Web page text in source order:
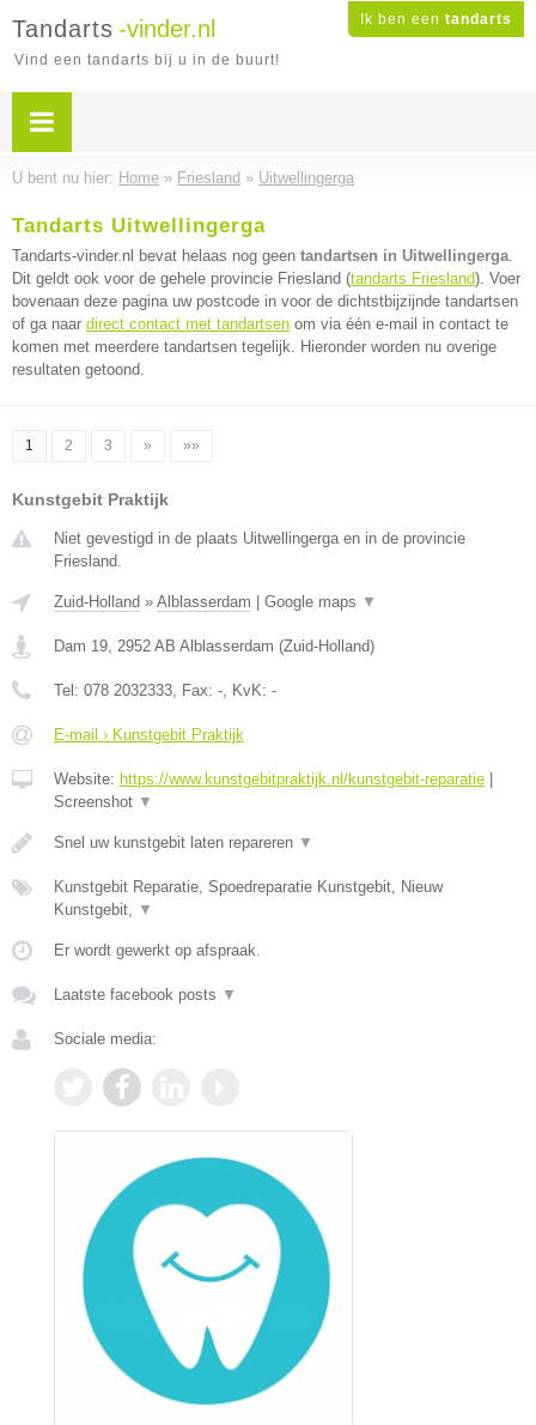
Ik ben een tandarts
Tandarts -vinder.nl
Vind een tandarts bij u in de buurt!
U bent nu hier: Home » Friesland » Uitwellingerga
Tandarts Uitwellingerga
Tandarts-vinder.nl bevat helaas nog geen tandartsen in Uitwellingerga.
Dit geldt ook voor de gehele provincie Friesland (tandarts Friesland). Voer
bovenaan deze pagina uw postcode in voor de dichtstbijzijnde tandartsen
of ga naar direct contact met tandartsen om via één e-mail in contact te
komen met meerdere tandartsen tegelijk. Hieronder worden nu overige
resultaten getoond.
1 2 3 » »»
Kunstgebit Praktijk
Niet gevestigd in de plaats Uitwellingerga en in de provincie
Friesland.
Zuid-Holland » Alblasserdam Google maps ▼
Dam 19, 2952 AB Alblasserdam (Zuid-Holland)
Tel: 078 2032333, Fax: -, KvK: -
E-mail › Kunstgebit Praktijk
Website: https://www.kunstgebitpraktijk.nl/kunstgebit-reparatie
Screenshot ▼
Snel uw kunstgebit laten repareren ▼
Kunstgebit Reparatie, Spoedreparatie Kunstgebit, Nieuw
Kunstgebit, ▼
Er wordt gewerkt op afspraak.
Laatste facebook posts ▼
Sociale media: